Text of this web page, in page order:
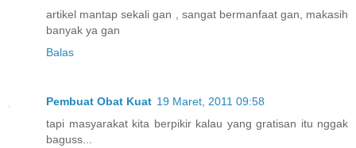
artikel mantap sekali gan , sangat bermanfaat gan, makasih
banyak ya gan
Balas
Pembuat Obat Kuat 19 Maret, 2011 09:58
tapi masyarakat kita berpikir kalau yang gratisan itu nggak
baguss...